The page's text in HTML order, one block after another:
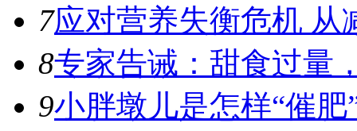
7应对营养失衡危机 从
8专家告诫：甜食过量
9小胖墩儿是怎样“催